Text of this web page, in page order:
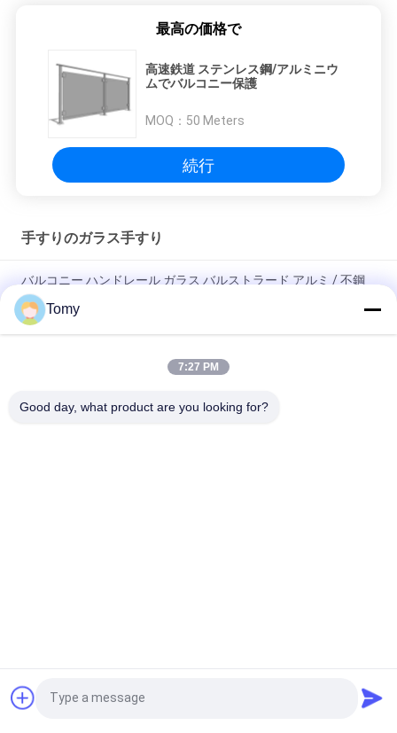
最高の価格で
高速鉄道 ステンレス鋼/アルミニウ
ムでバルコニー保護
MOQ： 50 Meters
続行
手すりのガラス手すり
バルコニー ハンドレール ガラス バルストラード アルミ / 不鋼
管 42.4x1.5mm
内外使用のためのカスタマイズ可能なハンドレールガラスバル
ルストラード
アルミニウム プロフ
ィール
Tomy
7:27 PM
Good day, what product are you looking for?